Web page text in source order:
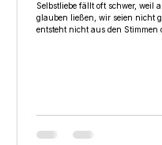
Selbstliebe fällt oft schwer, weil
glauben ließen, wir seien nicht
entsteht nicht aus den Stimmen